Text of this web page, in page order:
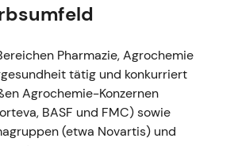
der Markt wartete
2023 (berichtet
im Crop-Science-Segment
spürbar – insbesondere
und -volumina.
Pharmazie, Agrochemie
tätig und konkurriert
Agrochemie-Konzernen
BASF und FMC) sowie
(etwa Novartis) und